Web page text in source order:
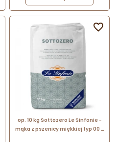
op. 10 kg Sottozero Le Sinfonie -
mąka z pszenicy miękkiej typ 00 -
